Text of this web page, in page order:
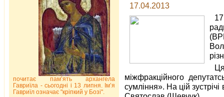
17.04.2013
міжфракційного
сумління». На цій
почитає пам’ять архангела
Гавриїла - сьогодні і 13 липня. Ім’я
Гавриїл означає "кріпкий у Бозі".